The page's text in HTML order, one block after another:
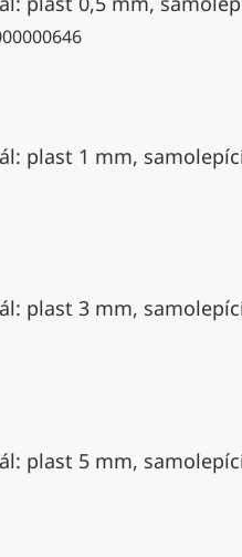
plast 1 mm,
plast 3 mm,
plast 5 mm,